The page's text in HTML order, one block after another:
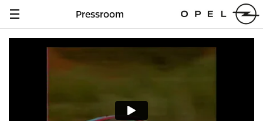
Navigation
Pressroom